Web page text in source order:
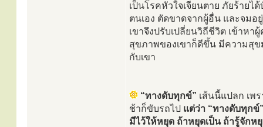
เป็นโรคหัวใจเจียนตาย ภัยร้าย
ตนเอง ตัดขาดจากผู้อื่น และจม
เขาจึงปรับเปลี่ยนวิถีชีวิต เข้าห
สุขภาพของเขาก็ดีขึ้น มีความสุข
กับเขา
“ทางดับทุกข์” เส้นนี้แปลก เพ
ช้าก็ขับรถไป แต่ว่า “ทางดับทุกข์
มีไว้ให้หยุด ถ้าหยุดเป็น ถ้ารู้จักห